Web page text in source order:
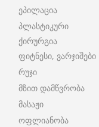
ეპილაცია
პლასტიკური
ქირურგია
ფიტნესი, ვარჯიშები
რუჯი
მზით დამწვრობა
მასაჟი
ოფლიანობა